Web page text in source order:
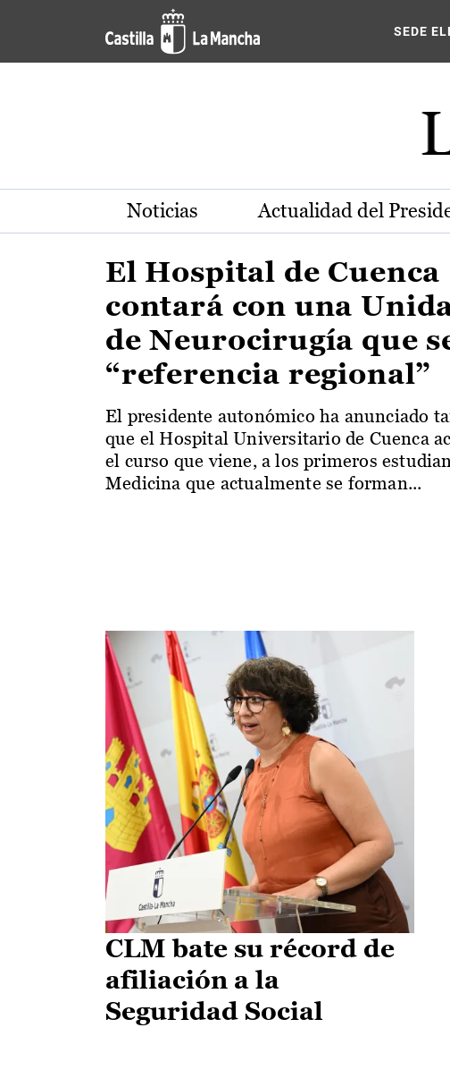
Pasar al contenido principal
Actualidad de la región de SEDE
Noticias Actualidad del
El Hospital de Cuenca
contará con una
de Neurocirugía que
“referencia regional”
El presidente autonómico ha anunciado
que el Hospital Universitario de Cuenca
el curso que viene, a los primeros
Medicina que actualmente se forman...
CLM bate su récord de
afiliación a la
Seguridad Social